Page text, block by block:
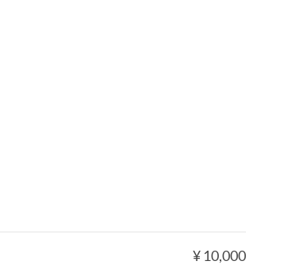
¥ 10,000